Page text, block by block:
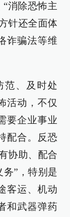
消除恐怖主
针还全面体
诈骗法等维
范、及时处
活动，不仅
要企业事业
配合。反恐
协助、配合
”，特别是
客运、机动
和武器弹药